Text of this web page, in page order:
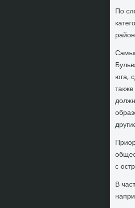
По
юга,
с
В